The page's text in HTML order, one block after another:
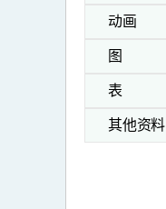
动画
图
表
其他资料